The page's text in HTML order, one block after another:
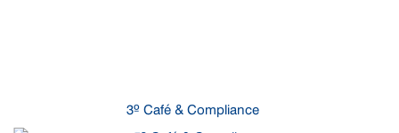
3º Café & Compliance